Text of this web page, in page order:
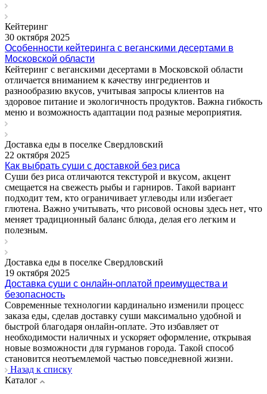
Кейтеринг
30 октября 2025
Особенности кейтеринга с веганскими десертами в
Московской области
Кейтеринг с веганскими десертами в Московской области
отличается вниманием к качеству ингредиентов и
разнообразию вкусов, учитывая запросы клиентов на
здоровое питание и экологичность продуктов. Важна гибкость
меню и возможность адаптации под разные мероприятия.
Доставка еды в поселке Свердловский
22 октября 2025
Как выбрать суши с доставкой без риса
Суши без риса отличаются текстурой и вкусом‚ акцент
смещается на свежесть рыбы и гарниров. Такой вариант
подходит тем‚ кто ограничивает углеводы или избегает
глютена. Важно учитывать‚ что рисовой основы здесь нет‚ что
меняет традиционный баланс блюда‚ делая его легким и
полезным.
Доставка еды в поселке Свердловский
19 октября 2025
Доставка суши с онлайн-оплатой преимущества и
безопасность
Современные технологии кардинально изменили процесс
заказа еды, сделав доставку суши максимально удобной и
быстрой благодаря онлайн-оплате. Это избавляет от
необходимости наличных и ускоряет оформление, открывая
новые возможности для гурманов города. Такой способ
становится неотъемлемой частью повседневной жизни.
Назад к списку
Каталог